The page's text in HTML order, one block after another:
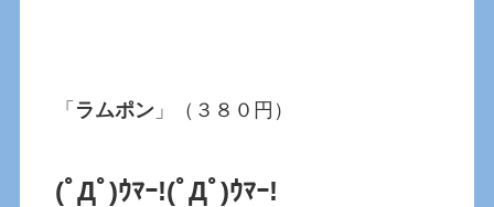
「 ラムポン 」（３８０円）
(ﾟДﾟ)ｳﾏｰ!(ﾟДﾟ)ｳﾏｰ!